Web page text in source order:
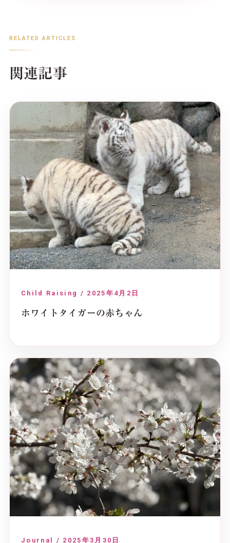
RELATED ARTICLES
関連記事
Child Raising / 2025年4月2日
ホワイトタイガーの赤ちゃん
Journal / 2025年3月30日